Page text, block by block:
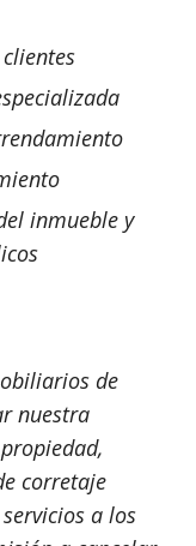
inmueble y
de
nuestra
corretaje
a los